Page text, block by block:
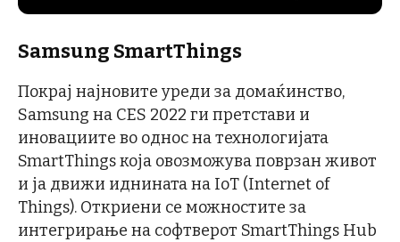
Samsung SmartThings
Покрај најновите уреди за домаќинство,
Samsung на CES 2022 ги претстави и
иновациите во однос на технологијата
SmartThings која овозможува поврзан живот
и ја движи иднината на IoT (Internet of
Things). Откриени се можностите за
интегрирање на софтверот SmartThings Hub